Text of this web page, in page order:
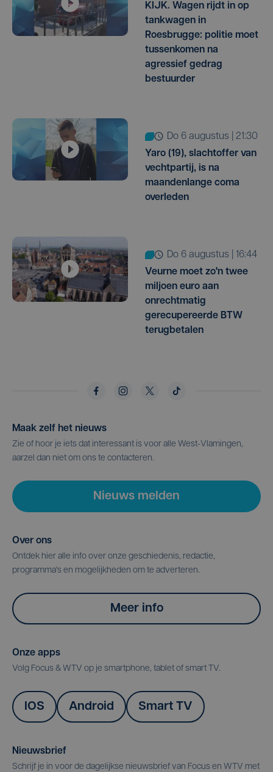
KIJK. Wagen rijdt in op
tankwagen in
Roesbrugge: politie moet
tussenkomen na
agressief gedrag
bestuurder
do 6 augustus | 21:30
Yaro (19), slachtoffer van
vechtpartij, is na
maandenlange coma
overleden
do 6 augustus | 16:44
Veurne moet zo'n twee
miljoen euro aan
onrechtmatig
gerecupereerde BTW
terugbetalen
Maak zelf het nieuws
Zie of hoor je iets dat interessant is voor alle West-Vlamingen,
aarzel dan niet om ons te contacteren.
Nieuws melden
Over ons
Ontdek hier alle info over onze geschiedenis, redactie,
programma's en mogelijkheden om te adverteren.
Meer info
Onze apps
Volg Focus & WTV op je smartphone, tablet of smart TV.
IOS Android Smart TV
Nieuwsbrief
Schrijf je in voor de dagelijkse nieuwsbrief van Focus en WTV met